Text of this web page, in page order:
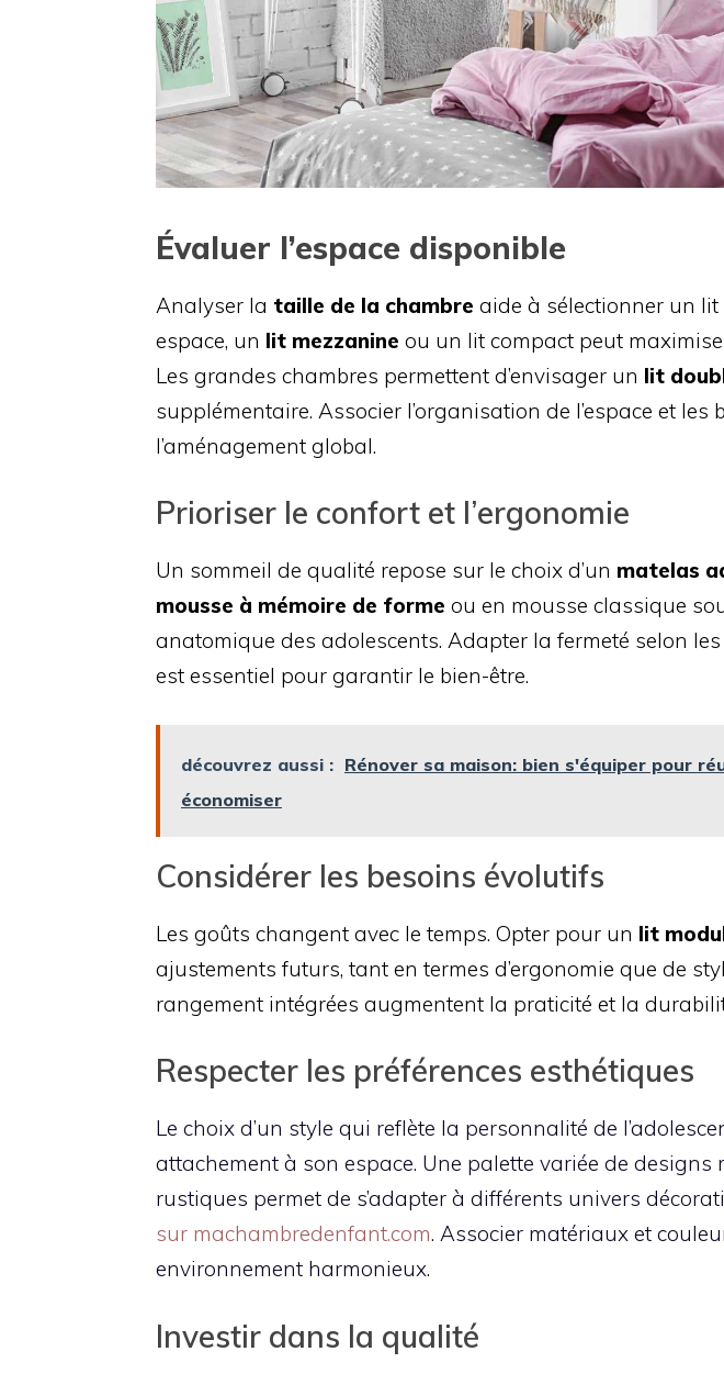
Évaluer l’espace disponible
Analyser la taille de la chambre aide à sélectionner un
espace, un lit mezzanine ou un lit compact peut
Les grandes chambres permettent d’envisager un lit
supplémentaire. Associer l’organisation de l’espace et
l’aménagement global.
Prioriser le confort et l’ergonomie
Un sommeil de qualité repose sur le choix d’un matelas
mousse à mémoire de forme ou en mousse classique
anatomique des adolescents. Adapter la fermeté selon
est essentiel pour garantir le bien-être.
découvrez aussi : Rénover sa maison: bien s'équiper pour
économiser
Considérer les besoins évolutifs
Les goûts changent avec le temps. Opter pour un lit
ajustements futurs, tant en termes d’ergonomie que de
rangement intégrées augmentent la praticité et la
Respecter les préférences esthétiques
Le choix d’un style qui reflète la personnalité de
attachement à son espace. Une palette variée de designs
rustiques permet de s’adapter à différents univers
sur machambredenfant.com. Associer matériaux et
environnement harmonieux.
Investir dans la qualité